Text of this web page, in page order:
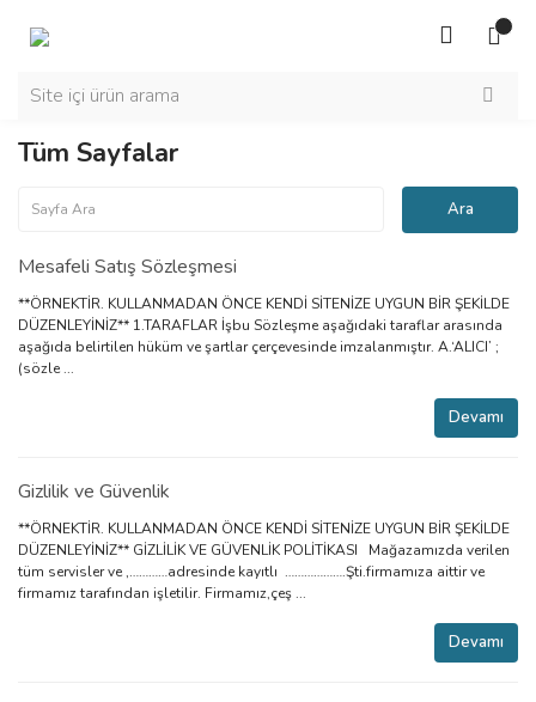
Tüm Sayfalar
Mesafeli Satış Sözleşmesi
**ÖRNEKTİR. KULLANMADAN ÖNCE KENDİ SİTENİZE UYGUN BİR ŞEKİLDE
DÜZENLEYİNİZ** 1.TARAFLAR İşbu Sözleşme aşağıdaki taraflar arasında
aşağıda belirtilen hüküm ve şartlar çerçevesinde imzalanmıştır. A.‘ALICI’ ;
(sözle ...
Devamı
Gizlilik ve Güvenlik
**ÖRNEKTİR. KULLANMADAN ÖNCE KENDİ SİTENİZE UYGUN BİR ŞEKİLDE
DÜZENLEYİNİZ** GİZLİLİK VE GÜVENLİK POLİTİKASI Mağazamızda verilen
tüm servisler ve ,…………adresinde kayıtlı ……………….Şti.firmamıza aittir ve
firmamız tarafından işletilir. Firmamız,çeş ...
Devamı